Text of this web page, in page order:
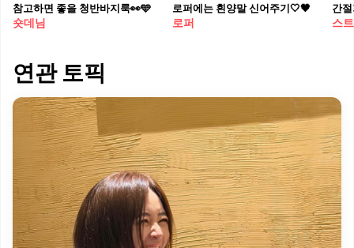
참고하면 좋을 청반바지룩👀🩵
숏데님
로퍼에는 흰양말 신어주기🤍🖤
로퍼
간
스
연관 토픽